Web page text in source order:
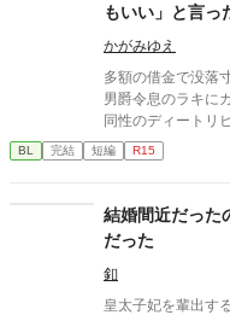
もいい」と言っ
ている侯爵令息
かがみゆえ
多額の借金で没落
男爵令息のラキに
同性のディートリ
放されてしまう。 『必要最低限関わるな』 『愛人を作るな』
『男遊びならしてもいい』 ディートリヒから実
め上手なラキの周
方、ディートリヒ
BL 完結 短編 R15
結婚間近だった
だった
釦
皇太子妃を輩出す